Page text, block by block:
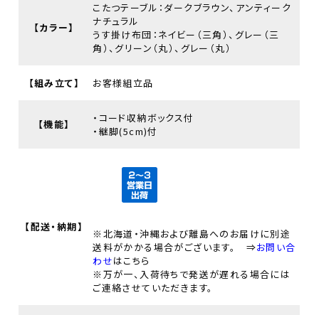
【カラー】
こたつテーブル：ダークブラウン、アンティーク
ナチュラル
うす掛け布団：ネイビー（三角）、グレー（三
角）、グリーン（丸）、グレー（丸）
【組み立て】 お客様組立品
【機能】
・コード収納ボックス付
・継脚(5cm)付
【配送・納期】
※北海道・沖縄および離島へのお届けに別途
送料がかかる場合がございます。 ⇒お問い合
わせはこちら
※万が一、入荷待ちで発送が遅れる場合には
ご連絡させていただきます。